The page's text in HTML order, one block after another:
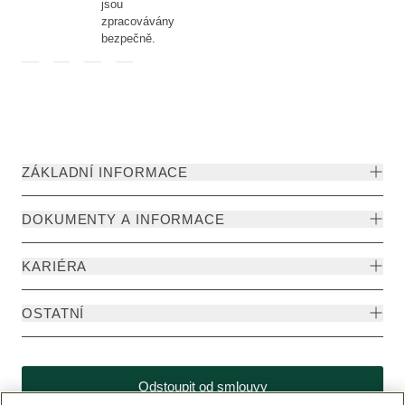
jsou
zpracovávány
bezpečně.
ZÁKLADNÍ INFORMACE
DOKUMENTY A INFORMACE
KARIÉRA
OSTATNÍ
Odstoupit od smlouvy